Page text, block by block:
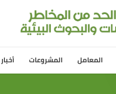
المعامل المشروعات أخبار